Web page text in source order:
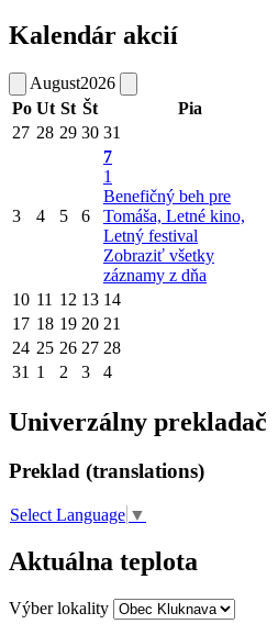
Kalendár akcií
August2026
Po Ut St Št Pia
27 28 29 30 31
3 4 5 6
7
1
Benefičný beh pre
Tomáša, Letné kino,
Letný festival
Zobraziť všetky
záznamy z dňa
10 11 12 13 14
17 18 19 20 21
24 25 26 27 28
31 1 2 3 4
Univerzálny prekladač
Preklad (translations)
Select Language ▼
Aktuálna teplota
Výber lokality